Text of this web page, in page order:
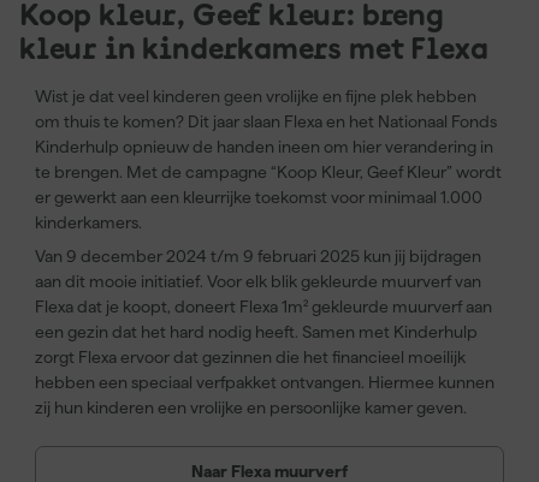
Koop kleur, Geef kleur: breng
kleur in kinderkamers met Flexa
Wist je dat veel kinderen geen vrolijke en fijne plek hebben
om thuis te komen? Dit jaar slaan Flexa en het Nationaal Fonds
Kinderhulp opnieuw de handen ineen om hier verandering in
te brengen. Met de campagne “Koop Kleur, Geef Kleur” wordt
er gewerkt aan een kleurrijke toekomst voor minimaal 1.000
kinderkamers.
Van 9 december 2024 t/m 9 februari 2025 kun jij bijdragen
aan dit mooie initiatief. Voor elk blik gekleurde muurverf van
Flexa dat je koopt, doneert Flexa 1m² gekleurde muurverf aan
een gezin dat het hard nodig heeft. Samen met Kinderhulp
zorgt Flexa ervoor dat gezinnen die het financieel moeilijk
hebben een speciaal verfpakket ontvangen. Hiermee kunnen
zij hun kinderen een vrolijke en persoonlijke kamer geven.
Naar Flexa muurverf